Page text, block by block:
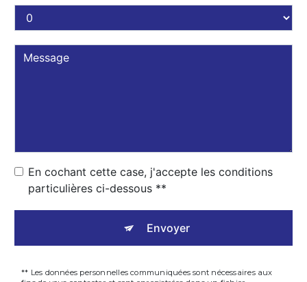
En cochant cette case, j'accepte les conditions
particulières ci-dessous **
Envoyer
** Les données personnelles communiquées sont nécessaires aux